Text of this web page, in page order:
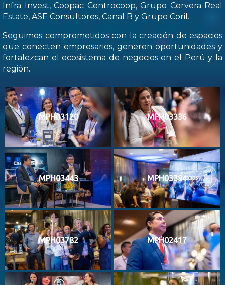
Infra Invest, Coopac Centrocoop, Grupo Cervera Real
Estate, ASE Consultores, Canal B y Grupo Coril.
Seguimos comprometidos con la creación de espacios
que conecten empresarios, generen oportunidades y
fortalezcan el ecosistema de negocios en el Perú y la
región.
MPH03120 MPH03336
MPH03443 MPH03384
MPH03782 MPH02417